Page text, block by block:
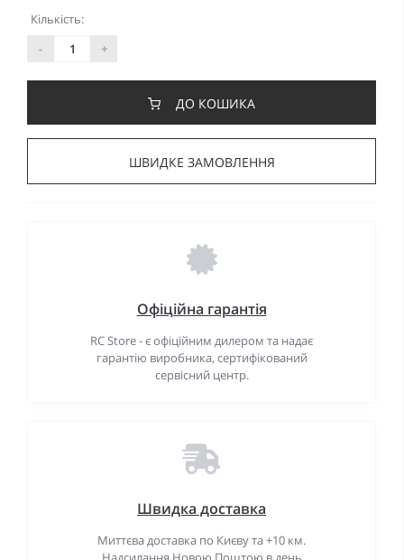
Кількість:
-
+
ДО КОШИКА
ШВИДКЕ ЗАМОВЛЕННЯ
Офіційна гарантія
RC Store - є офіційним дилером та надає
гарантію виробника, сертифікований
сервісний центр.
Швидка доставка
Миттєва доставка по Києву та +10 км.